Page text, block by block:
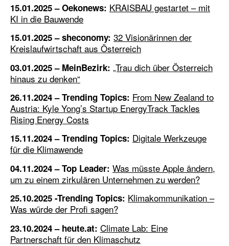
15.01.2025 – Oekonews: KRAISBAU gestartet – mit
KI in die Bauwende
15.01.2025 – sheconomy: 32 Visionärinnen der
Kreislaufwirtschaft aus Österreich
03.01.2025 – MeinBezirk: „Trau dich über Österreich
hinaus zu denken“
26.11.2024 – Trending Topics: From New Zealand to
Austria: Kyle Yong’s Startup EnergyTrack Tackles
Rising Energy Costs
15.11.2024 – Trending Topics: Digitale Werkzeuge
für die Klimawende
04.11.2024 – Top Leader: Was müsste Apple ändern,
um zu einem zirkulären Unternehmen zu werden?
25.10.2025 -Trending Topics: Klimakommunikation –
Was würde der Profi sagen?
23.10.2024 – heute.at: Climate Lab: Eine
Partnerschaft für den Klimaschutz